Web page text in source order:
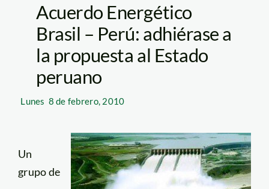
Acuerdo Energético
Brasil – Perú: adhiérase a
la propuesta al Estado
peruano
Lunes 8 de febrero, 2010
Un
grupo de